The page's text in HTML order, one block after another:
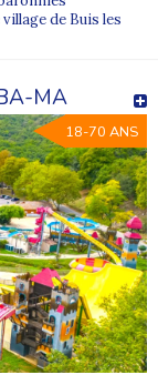
de Buis les
MA
18-70 ANS